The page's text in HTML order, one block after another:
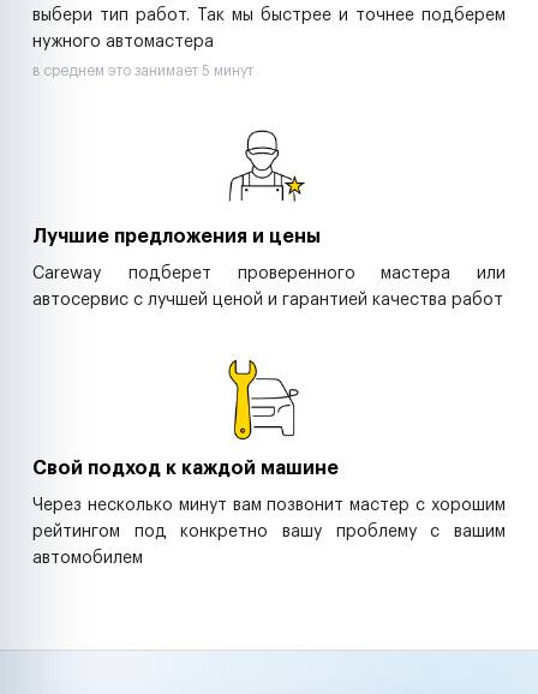
выбери тип работ. Так мы быстрее и точнее подберем
нужного автомастера
в среднем это занимает 5 минут
Лучшие предложения и цены
Careway подберет проверенного мастера или
автосервис с лучшей ценой и гарантией качества работ
Свой подход к каждой машине
Через несколько минут вам позвонит мастер с хорошим
рейтингом под конкретно вашу проблему с вашим
автомобилем